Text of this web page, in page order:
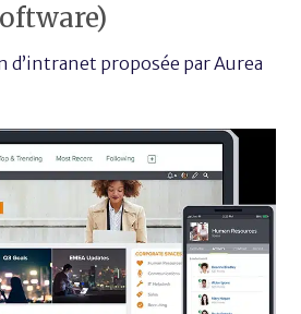
d’intranet proposée par Aurea